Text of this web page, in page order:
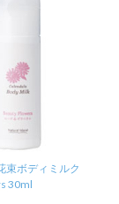
束ボディミルク
30ml